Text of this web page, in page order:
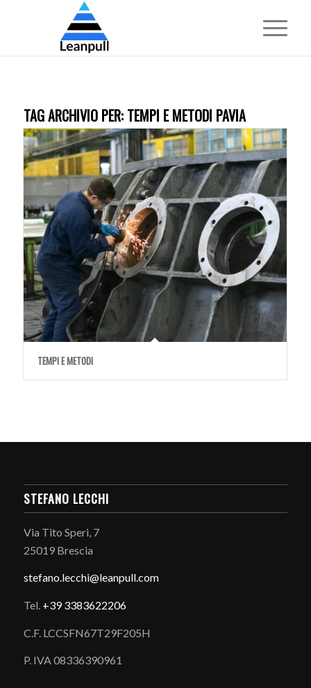
TAG ARCHIVIO PER: TEMPI E METODI PAVIA
TEMPI E METODI
STEFANO LECCHI
Via Tito Speri, 7
25019 Brescia
stefano.lecchi@leanpull.com
Tel. +39 3383622206
C.F. LCCSFN67T29F205H
P. IVA 08336390961